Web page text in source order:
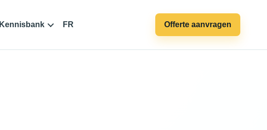
Kennisbank FR Offerte aanvragen